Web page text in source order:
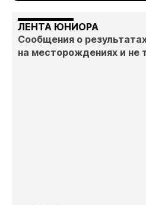
ЛЕНТА ЮНИОРА
Сообщения о
на месторождениях и не